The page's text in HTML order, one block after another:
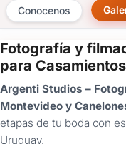
Conocenos
Fotografía y
para Casamientos
Argenti Studios –
Montevideo y
etapas de tu boda con
Uruguay.
×
Consultar
tenés
cuenta?